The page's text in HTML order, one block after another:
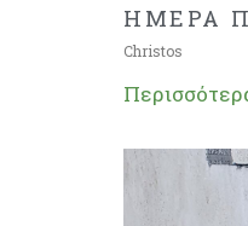
ΗΜΕΡΑ
Christos